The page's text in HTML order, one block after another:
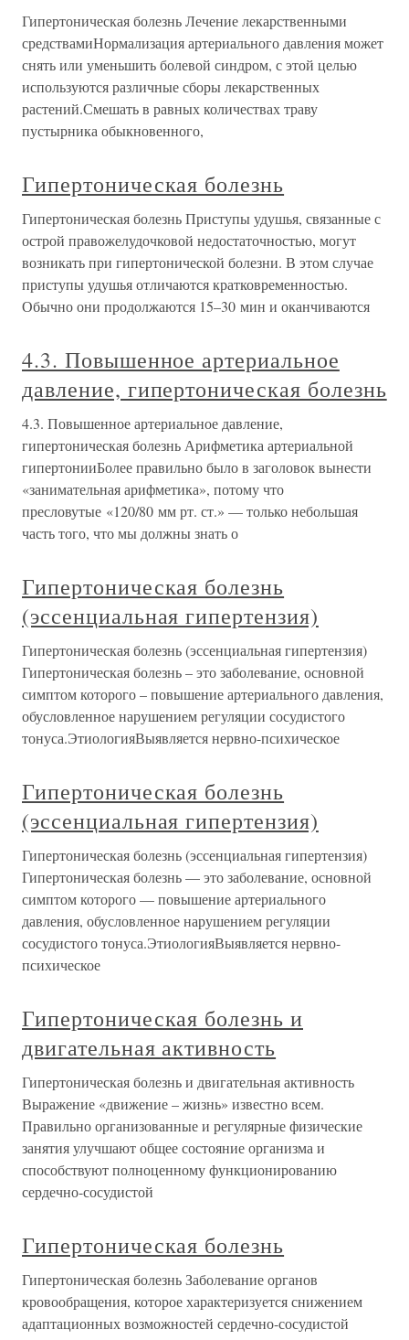
Гипертоническая болезнь Лечение лекарственными
средствамиНормализация артериального давления может
снять или уменьшить болевой синдром, с этой целью
используются различные сборы лекарственных
растений.Смешать в равных количествах траву
пустырника обыкновенного,
Гипертоническая болезнь
Гипертоническая болезнь Приступы удушья, связанные с
острой правожелудочковой недостаточностью, могут
возникать при гипертонической болезни. В этом случае
приступы удушья отличаются кратковременностью.
Обычно они продолжаются 15–30 мин и оканчиваются
4.3. Повышенное артериальное
давление, гипертоническая болезнь
4.3. Повышенное артериальное давление,
гипертоническая болезнь Арифметика артериальной
гипертонииБолее правильно было в заголовок вынести
«занимательная арифметика», потому что
пресловутые «120/80 мм рт. ст.» — только небольшая
часть того, что мы должны знать о
Гипертоническая болезнь
(эссенциальная гипертензия)
Гипертоническая болезнь (эссенциальная гипертензия)
Гипертоническая болезнь – это заболевание, основной
симптом которого – повышение артериального давления,
обусловленное нарушением регуляции сосудистого
тонуса.ЭтиологияВыявляется нервно-психическое
Гипертоническая болезнь
(эссенциальная гипертензия)
Гипертоническая болезнь (эссенциальная гипертензия)
Гипертоническая болезнь — это заболевание, основной
симптом которого — повышение артериального
давления, обусловленное нарушением регуляции
сосудистого тонуса.ЭтиологияВыявляется нервно-
психическое
Гипертоническая болезнь и
двигательная активность
Гипертоническая болезнь и двигательная активность
Выражение «движение – жизнь» известно всем.
Правильно организованные и регулярные физические
занятия улучшают общее состояние организма и
способствуют полноценному функционированию
сердечно-сосудистой
Гипертоническая болезнь
Гипертоническая болезнь Заболевание органов
кровообращения, которое характеризуется снижением
адаптационных возможностей сердечно-сосудистой